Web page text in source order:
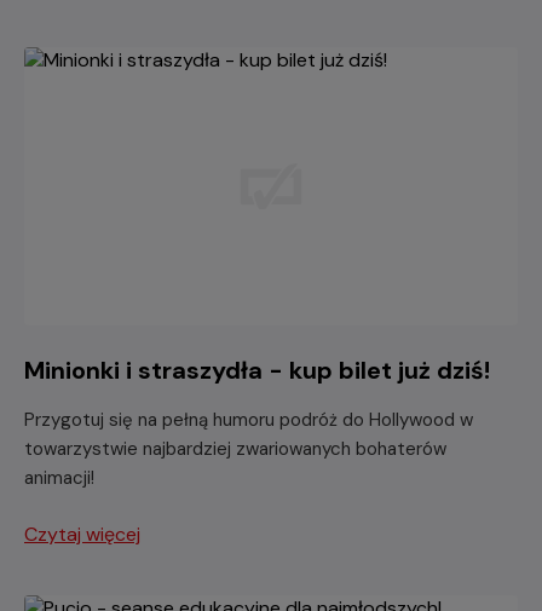
Minionki i straszydła - kup bilet już dziś!
Przygotuj się na pełną humoru podróż do Hollywood w
towarzystwie najbardziej zwariowanych bohaterów
animacji!
Czytaj więcej